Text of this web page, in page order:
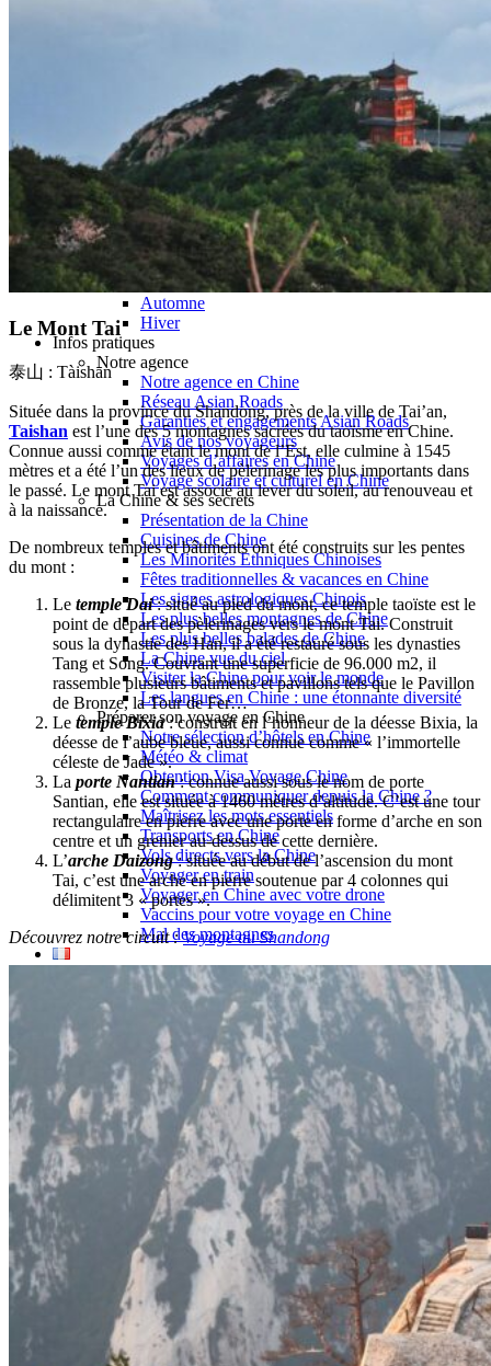
Circuits sur mesure
Nos Petits Groupes
Classique et incontournables
Culture & expériences
Nature et grands paysages
Famille et enfants
Trekking et aventure
Luxe et exception
Où et quand partir ?
Printemps
Eté
Automne
Hiver
Infos pratiques
Notre agence
Notre agence en Chine
Réseau Asian Roads
Garanties et engagements Asian Roads
Avis de nos voyageurs
Voyages d’affaires en Chine
Voyage scolaire et culturel en Chine
La Chine & ses secrets
Présentation de la Chine
Cuisines de Chine
Les Minorités Ethniques Chinoises
Fêtes traditionnelles & vacances en Chine
Les signes astrologiques Chinois
Les plus belles montagnes de Chine
Les plus belles balades de Chine
La Chine vue du ciel
Visiter la Chine pour voir le monde
Les langues en Chine : une étonnante diversité
Préparer son voyage en Chine
Notre sélection d’hôtels en Chine
Météo & climat
Obtention Visa Voyage Chine
Comment communiquer depuis la Chine ?
Maîtrisez les mots essentiels
Transports en Chine
Vols directs vers la Chine
Voyager en train
Voyager en Chine avec votre drone
Vaccins pour votre voyage en Chine
Mal des montagnes
Demande d’info
09 83 07 44 60
Le Mont Tai
泰山 : Tàishān
Située dans la province du Shandong, près de la ville de Tai’an,
Taishan est l’une des 5 montagnes sacrées du taoïsme en Chine.
Connue aussi comme étant le mont de l’Est, elle culmine à 1545
mètres et a été l’un des lieux de pèlerinage les plus importants dans
le passé. Le mont Tai est associé au lever du soleil, au renouveau et
à la naissance.
De nombreux temples et bâtiments ont été construits sur les pentes
du mont :
Le temple Dai: situé au pied du mont, ce temple taoïste est le
point de départ des pèlerinages vers le mont Tai. Construit
sous la dynastie des Han, il a été restauré sous les dynasties
Tang et Song. Couvrant une superficie de 96.000 m2, il
rassemble plusieurs bâtiments et pavillons tels que le Pavillon
de Bronze, la Tour de Fer…
Le temple Bixia: construit en l’honneur de la déesse Bixia, la
déesse de l’aube bleue, aussi connue comme « l’immortelle
céleste de Jade ».
La porte Nantian: connue aussi sous le nom de porte
Santian, elle est située à 1460 mètres d’altitude. C’est une tour
rectangulaire en pierre avec une porte en forme d’arche en son
centre et un grenier au-dessus de cette dernière.
L’arche Daizong: située au début de l’ascension du mont
Tai, c’est une arche en pierre soutenue par 4 colonnes qui
délimitent 3 « portes ».
Découvrez notre circuit :Voyage au Shandong